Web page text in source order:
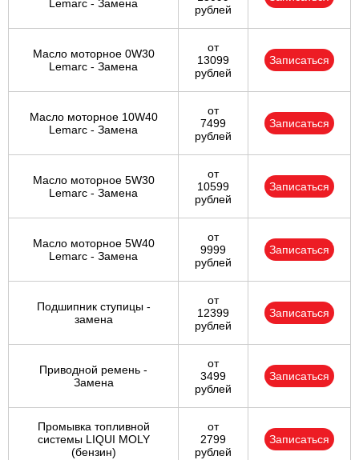
Lemarc - Замена
рублей
Масло моторное 0W30
Lemarc - Замена
от
13099
рублей
Записаться
Масло моторное 10W40
Lemarc - Замена
от
7499
рублей
Записаться
Масло моторное 5W30
Lemarc - Замена
от
10599
рублей
Записаться
Масло моторное 5W40
Lemarc - Замена
от
9999
рублей
Записаться
Подшипник ступицы -
замена
от
12399
рублей
Записаться
Приводной ремень -
Замена
от
3499
рублей
Записаться
Промывка топливной
системы LIQUI MOLY
(бензин)
от
2799
рублей
Записаться